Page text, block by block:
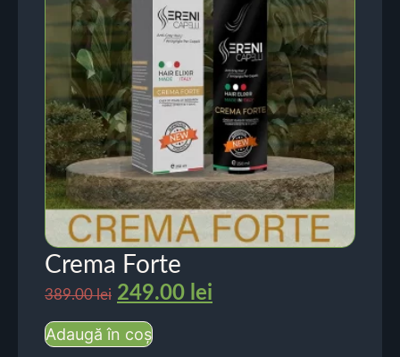
Crema Forte
389.00lei 249.00 lei
Adaugă în coș